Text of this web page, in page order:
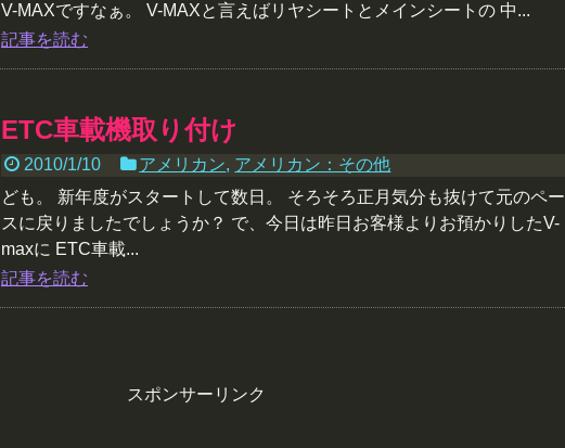
V-MAXですなぁ。 V-MAXと言えばリヤシートとメインシートの 中...
記事を読む
ETC車載機取り付け
2010/1/10 アメリカン, アメリカン：その他
ども。 新年度がスタートして数日。 そろそろ正月気分も抜けて元のペー
スに戻りましたでしょうか？ で、今日は昨日お客様よりお預かりしたV-
maxに ETC車載...
記事を読む
スポンサーリンク